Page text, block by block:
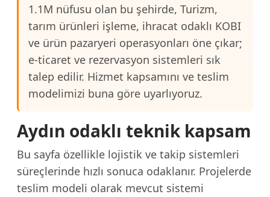
1.1M nüfusu olan bu şehirde, Turizm,
tarım ürünleri işleme, ihracat odaklı KOBI
ve ürün pazaryeri operasyonları öne çıkar;
e-ticaret ve rezervasyon sistemleri sık
talep edilir. Hizmet kapsamını ve teslim
modelimizi buna göre uyarlıyoruz.
Aydın odaklı teknik kapsam
Bu sayfa özellikle lojistik ve takip sistemleri
süreçlerinde hızlı sonuca odaklanır. Projelerde
teslim modeli olarak mevcut sistemi